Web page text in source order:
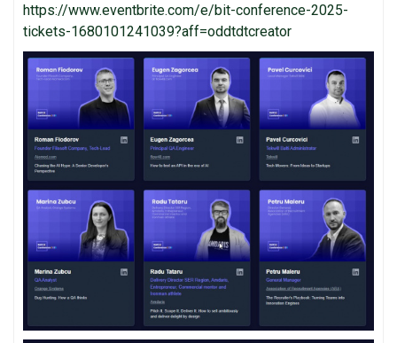
https://www.eventbrite.com/e/bit-conference-2025-
tickets-1680101241039?aff=oddtdtcreator